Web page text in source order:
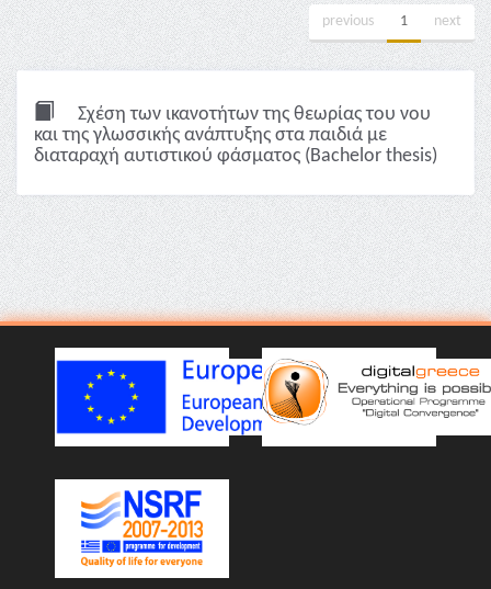
previous 1 next
Σχέση των ικανοτήτων της θεωρίας του νου
και της γλωσσικής ανάπτυξης στα παιδιά με
διαταραχή αυτιστικού φάσματος (Bachelor thesis)